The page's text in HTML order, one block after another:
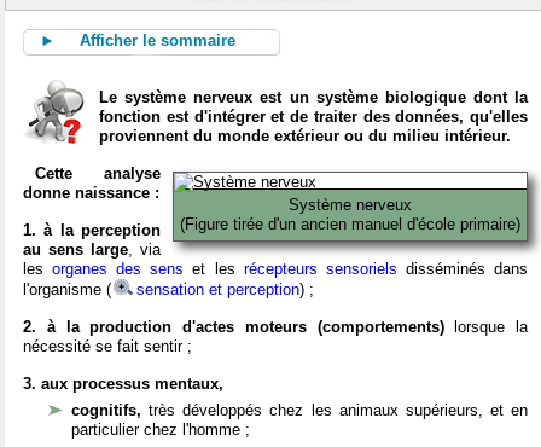
► Afficher le sommaire
Le système nerveux est un système biologique dont la
fonction est d'intégrer et de traiter des données, qu'elles
proviennent du monde extérieur ou du milieu intérieur.
Système nerveux
(Figure tirée d'un ancien manuel d'école primaire)
Cette analyse
donne naissance :
1. à la perception
au sens large, via
lesorganes des sens et les récepteurs sensoriels disséminés dans
l'organisme (
sensation et perception) ;
2. à la production d'actes moteurs (comportements)lorsque la
nécessité se fait sentir ;
3. aux processus mentaux,
cognitifs,très développés chez les animaux supérieurs, et en
particulier chez l'homme ;